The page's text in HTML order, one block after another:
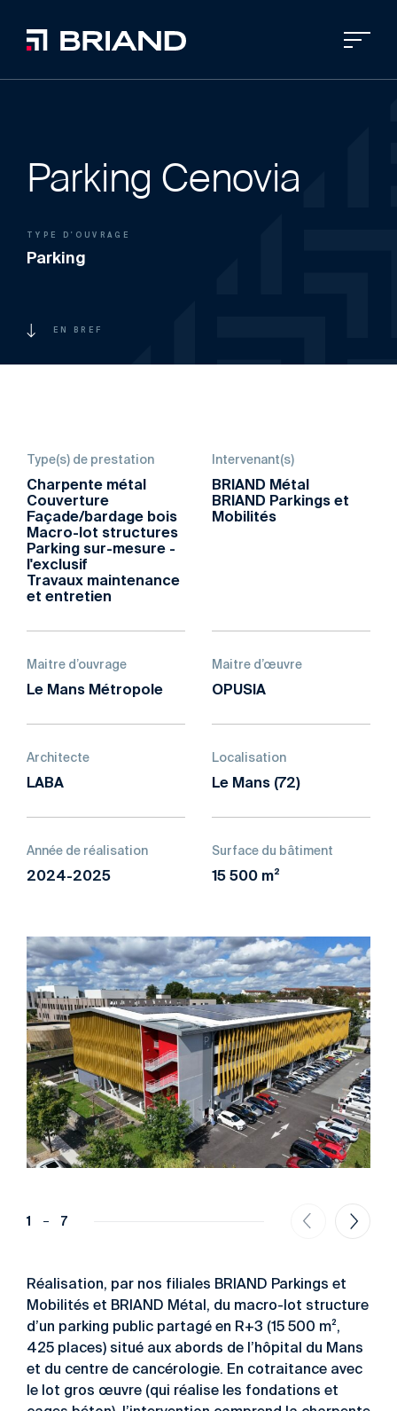
Parking Cenovia
TYPE D'OUVRAGE
Parking
EN BREF
1 7
Réalisation, par nos filiales BRIAND Parkings et
Mobilités et BRIAND Métal, du macro-lot structure
d’un parking public partagé en R+3 (15 500 m²,
425 places) situé aux abords de l’hôpital du Mans
et du centre de cancérologie. En cotraitance avec
le lot gros œuvre (qui réalise les fondations et
Type(s) de prestation
Charpente métal
Couverture
Façade/bardage bois
Macro-lot structures
Parking sur-mesure -
l'exclusif
Travaux maintenance
et entretien
Intervenant(s)
BRIAND Métal
BRIAND Parkings et
Mobilités
Maitre d’ouvrage
Le Mans Métropole
Maitre d’œuvre
OPUSIA
Architecte
LABA
Localisation
Le Mans (72)
Année de réalisation
2024-2025
Surface du bâtiment
15 500 m²